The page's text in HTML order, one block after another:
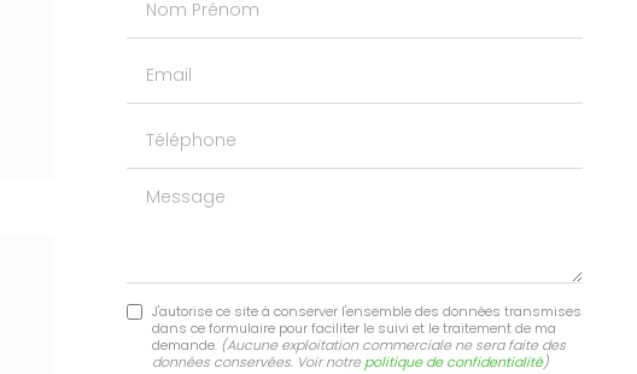
Message
J'autorise ce site à conserver l'ensemble des données transmises
dans ce formulaire pour faciliter le suivi et le traitement de ma
demande. (Aucune exploitation commerciale ne sera faite des
données conservées. Voir notre politique de confidentialité)